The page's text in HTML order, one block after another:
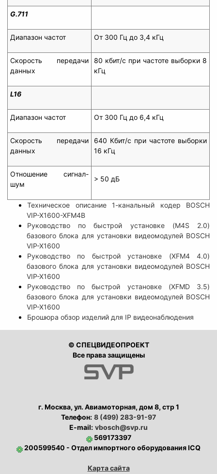
G.711
Диапазон частот От 300 Гц до 3,4 кГц
Скорость передачи
данных
80 кбит/с при частоте выборки 8
кГц
L16
Диапазон частот От 300 Гц до 6,4 кГц
Скорость передачи
данных
640 Кбит/с при частоте выборки
16 кГц
Отношение сигнал-
шум
> 50 дБ
Техническое описание 1-канальный кодер BOSCH
VIP-X1600-XFM4B
Руководство по быстрой установке (M4S 2.0)
базового блока для установки видеомодулей BOSCH
VIP-X1600
Руководство по быстрой установке (XFM4 4.0)
базового блока для установки видеомодулей BOSCH
VIP-X1600
Руководство по быстрой установке (XFMD 3.5)
базового блока для установки видеомодулей BOSCH
VIP-X1600
Брошюра обзор изделий для IP видеонаблюдения
© СПЕЦВИДЕОПРОЕКТ
Все права защищены
г. Москва, ул. Авиамоторная, дом 8, стр 1
Телефон: 8 (499) 283-91-97
E-mail: vbosch@svp.ru
569173397
200599540 - Отдел импортного оборудования ICQ
Карта сайта